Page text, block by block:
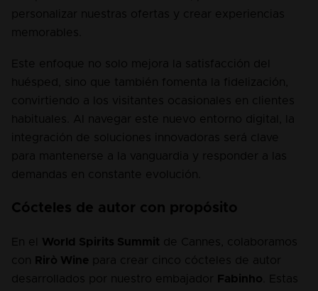
personalizar nuestras ofertas y crear experiencias
memorables.
Este enfoque no solo mejora la satisfacción del
huésped, sino que también fomenta la fidelización,
convirtiendo a los visitantes ocasionales en clientes
habituales. Al navegar este nuevo entorno digital, la
integración de soluciones innovadoras será clave
para mantenerse a la vanguardia y responder a las
demandas en constante evolución.
Cócteles de autor con propósito
En el World Spirits Summit de Cannes, colaboramos
con
Rirò Wine para crear cinco cócteles de autor
desarrollados por nuestro embajador
Fabinho . Estas